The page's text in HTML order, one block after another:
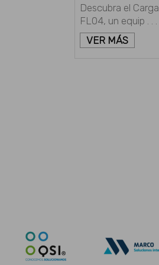
Descubra el
FL04, un equip . . .
VER MÁS